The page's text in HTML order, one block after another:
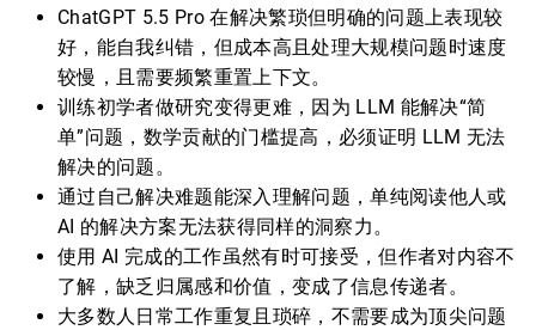
ChatGPT 5.5 Pro 在解决繁琐但明确的问题上表现较
好，能自我纠错，但成本高且处理大规模问题时速度
较慢，且需要频繁重置上下文。
训练初学者做研究变得更难，因为 LLM 能解决“简
单”问题，数学贡献的门槛提高，必须证明 LLM 无法
解决的问题。
通过自己解决难题能深入理解问题，单纯阅读他人或
AI 的解决方案无法获得同样的洞察力。
使用 AI 完成的工作虽然有时可接受，但作者对内容不
了解，缺乏归属感和价值，变成了信息传递者。
大多数人日常工作重复且琐碎，不需要成为顶尖问题